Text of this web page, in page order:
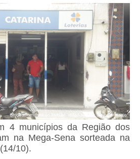
4 municípios da Região dos
na Mega-Sena sorteada na
10).